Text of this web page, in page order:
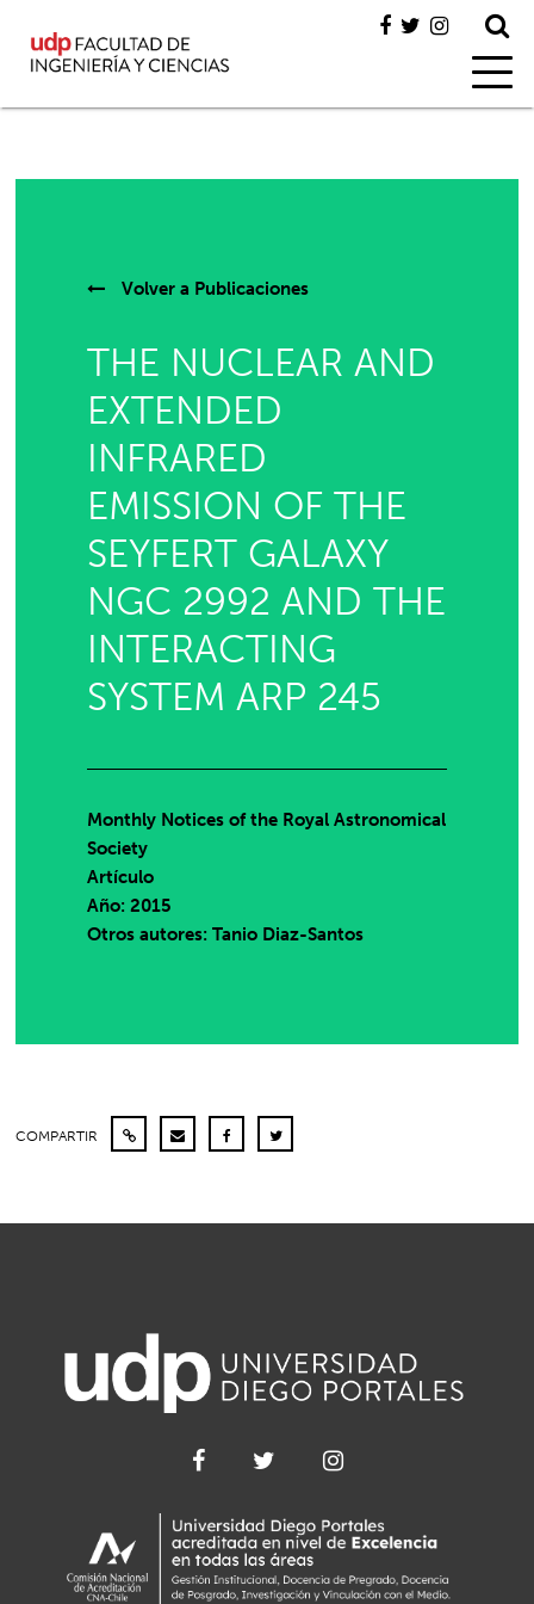
Volver a Publicaciones
THE NUCLEAR AND
EXTENDED
INFRARED
EMISSION OF THE
SEYFERT GALAXY
NGC 2992 AND THE
INTERACTING
SYSTEM ARP 245
Monthly Notices of the Royal Astronomical
Society
Artículo
Año: 2015
Otros autores: Tanio Diaz-Santos
COMPARTIR